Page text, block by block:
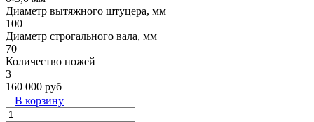
Диаметр вытяжного штуцера, мм
100
Диаметр строгального вала, мм
70
Количество ножей
3
160 000 руб
В корзину